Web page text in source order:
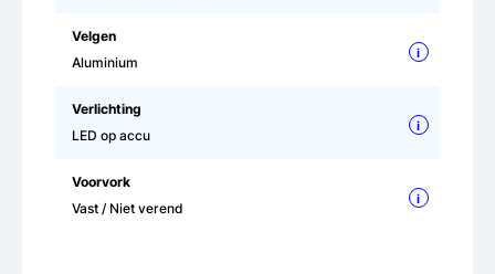
Velgen
Aluminium
i
Verlichting
LED op accu
i
Voorvork
Vast / Niet verend
i